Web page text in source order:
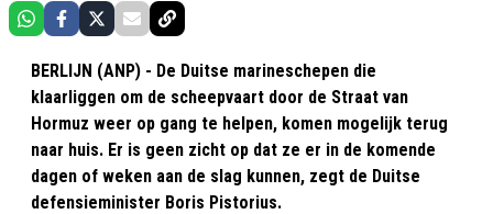
BERLIJN (ANP) - De Duitse marineschepen die
klaarliggen om de scheepvaart door de Straat van
Hormuz weer op gang te helpen, komen mogelijk terug
naar huis. Er is geen zicht op dat ze er in de komende
dagen of weken aan de slag kunnen, zegt de Duitse
defensieminister Boris Pistorius.